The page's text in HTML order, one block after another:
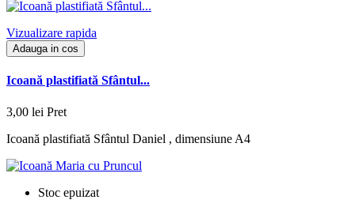
Vizualizare rapida
Adauga in cos
Icoană plastifiată Sfântul...
3,00 lei Pret
Icoană plastifiată Sfântul Daniel , dimensiune A4
Stoc epuizat